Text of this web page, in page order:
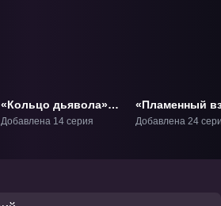
«Кольцо дьявола»
ТВ-1
Добавлена 14 серия
«Пламенный
Шаны» ТВ-1
Добавлена 24